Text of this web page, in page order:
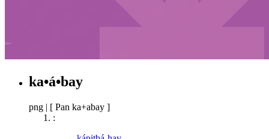
ka•á•bay
png | [ Pan ka+abay ]
: